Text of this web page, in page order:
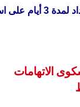
المشهداني
الاتهامات